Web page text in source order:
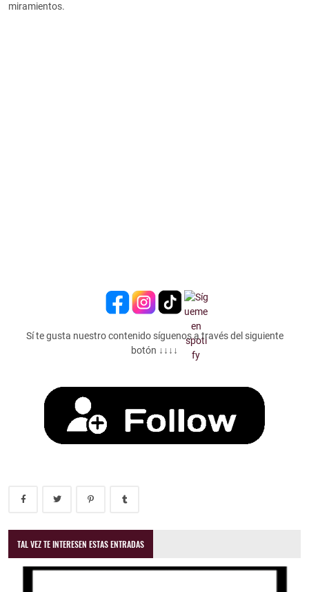
miramientos.
Sí te gusta nuestro contenido síguenos a través del siguiente
botón ↓↓↓↓
TAL VEZ TE INTERESEN ESTAS ENTRADAS